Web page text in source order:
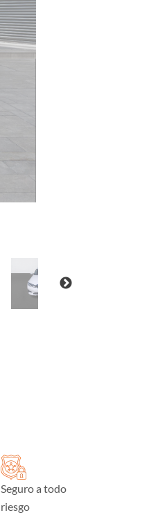
Seguro a todo
riesgo